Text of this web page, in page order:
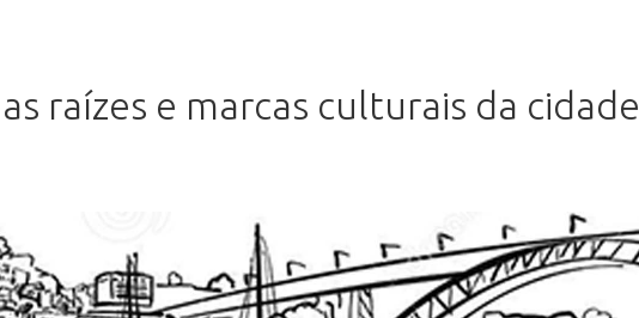
raízes e marcas culturais da cidade